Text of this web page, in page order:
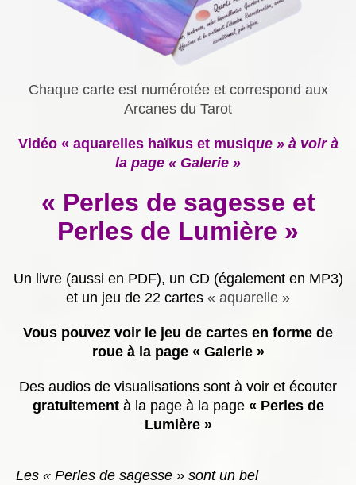
Chaque carte est numérotée et correspond aux
Arcanes du Tarot
Vidéo « aquarelles haïkus et musique » à voir à
la page « Galerie »
« Perles de sagesse et
Perles de Lumière »
Un livre (aussi en PDF), un CD (également en MP3)
et un jeu de 22 cartes « aquarelle »
Vous pouvez voir le jeu de cartes en forme de
roue à la page « Galerie »
Des audios de visualisations sont à voir et écouter
gratuitement à la page à la page « Perles de
Lumière »
Les « Perles de sagesse » sont un bel